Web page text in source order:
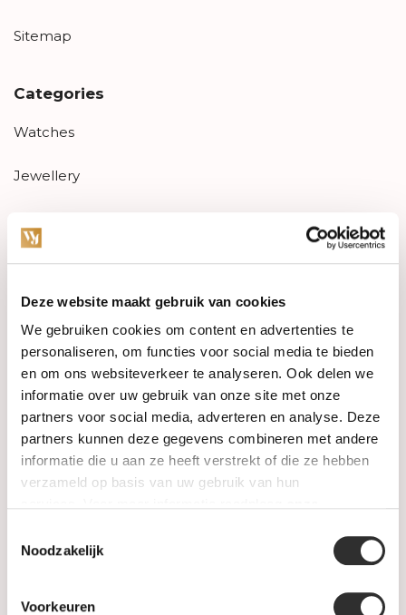
Deze website maakt gebruik van cookies
We gebruiken cookies om content en advertenties te
personaliseren, om functies voor social media te bieden
en om ons websiteverkeer te analyseren. Ook delen we
informatie over uw gebruik van onze site met onze
partners voor social media, adverteren en analyse. Deze
partners kunnen deze gegevens combineren met andere
informatie die u aan ze heeft verstrekt of die ze hebben
verzameld op basis van uw gebruik van hun
Noodzakelijk
Voorkeuren
Sitemap
Categories
Watches
Jewellery
PRE-OWNED
Luxury Accessories
Maatwerk
Gents Jewelry
SALE
Information